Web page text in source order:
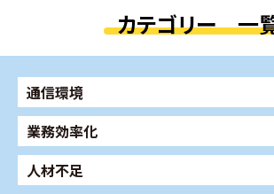
カテゴリー 一
通信環境
業務効率化
人材不足